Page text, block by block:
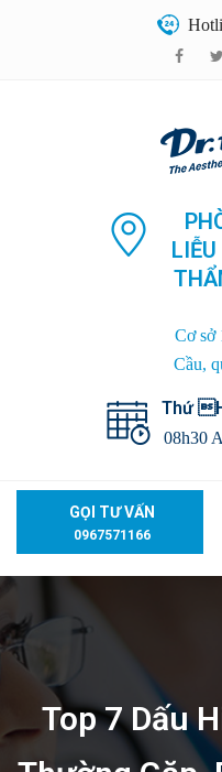
Cơ sở
Cầu,
Thứ
08h30
GỌI TƯ VẤN
0967571166
Top 7 Dấu